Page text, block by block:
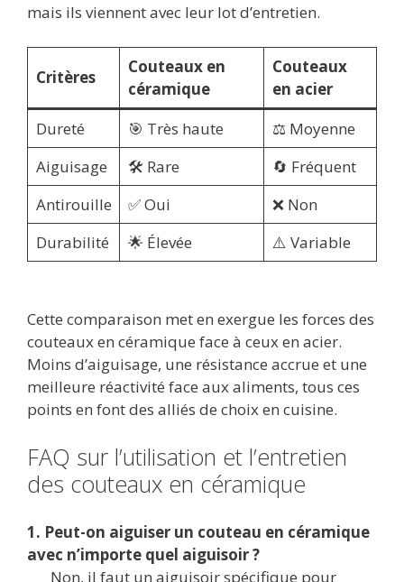
mais ils viennent avec leur lot d’entretien.
Critères
Couteaux en
céramique
Couteaux
en acier
Dureté
🎯 Très haute
⚖️ Moyenne
Aiguisage
🛠️ Rare
🔄 Fréquent
Antirouille
✅ Oui
❌ Non
Durabilité
🌟 Élevée ⚠️ Variable
Cette comparaison met en exergue les forces des
couteaux en céramique face à ceux en acier.
Moins d’aiguisage, une résistance accrue et une
meilleure réactivité face aux aliments, tous ces
points en font des alliés de choix en cuisine.
FAQ sur l’utilisation et l’entretien
des couteaux en céramique
1. Peut-on aiguiser un couteau en céramique
avec n’importe quel aiguisoir ?
Non, il faut un aiguisoir spécifique pour